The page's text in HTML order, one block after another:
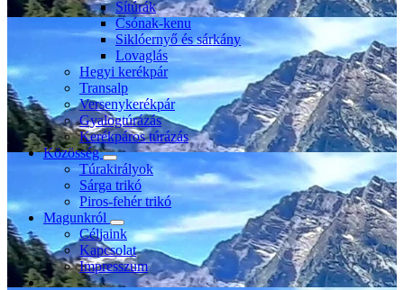
Sítúrák
Csónak-kenu
Siklóernyő és sárkány
Lovaglás
Hegyi kerékpár
Transalp
Versenykerékpár
Gyalogtúrázás
Kerékpáros túrázás
Közösség
Túrakirályok
Sárga trikó
Piros-fehér trikó
Magunkról
Céljaink
Kapcsolat
Impresszum